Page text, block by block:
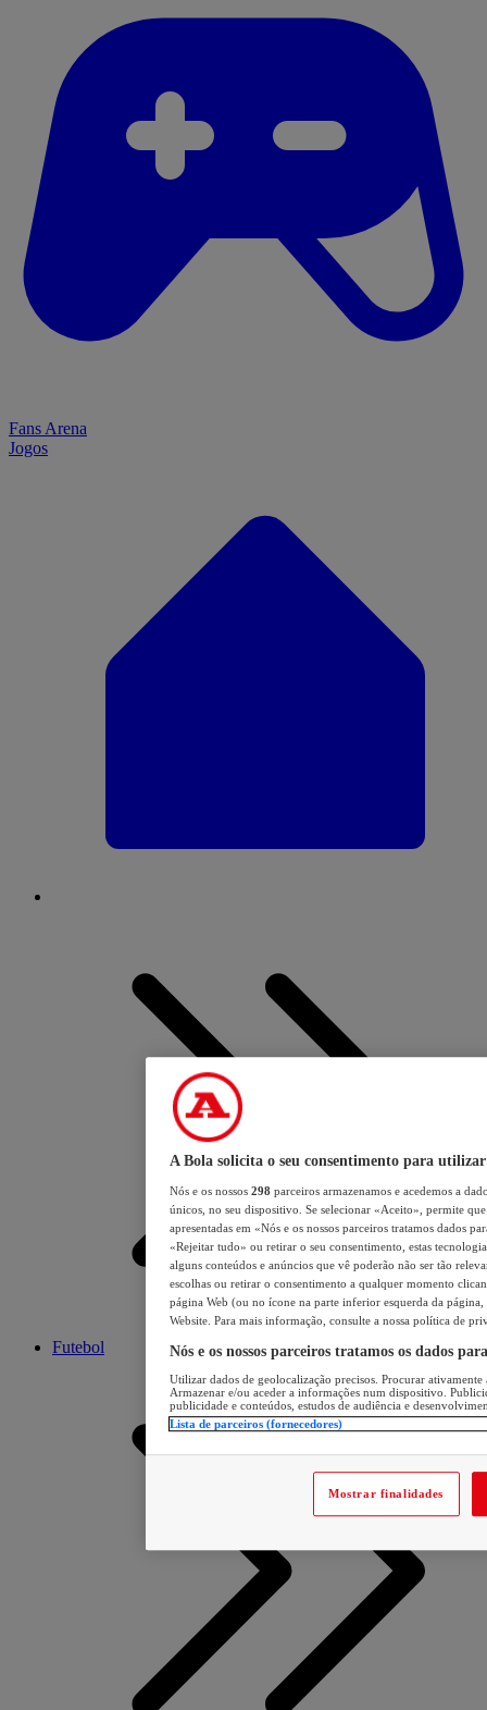
Fans Arena
Jogos
Futebol
A Bola solicita o seu consentimento para utilizar
Nós e os nossos 298 parceiros armazenamos e acedemos a
únicos, no seu dispositivo. Se selecionar «Aceito», permite
apresentadas em «Nós e os nossos parceiros tratamos dados
«Rejeitar tudo» ou retirar o seu consentimento, estas
alguns conteúdos e anúncios que vê poderão não ser tão
escolhas ou retirar o consentimento a qualquer momento
página Web (ou no ícone na parte inferior esquerda da página,
Website. Para mais informação, consulte a nossa política de
Nós e os nossos parceiros tratamos os dados
Utilizar dados de geolocalização precisos. Procurar
Armazenar e/ou aceder a informações num dispositivo.
publicidade e conteúdos, estudos de audiência e
Lista de parceiros (fornecedores)
Mostrar finalidades